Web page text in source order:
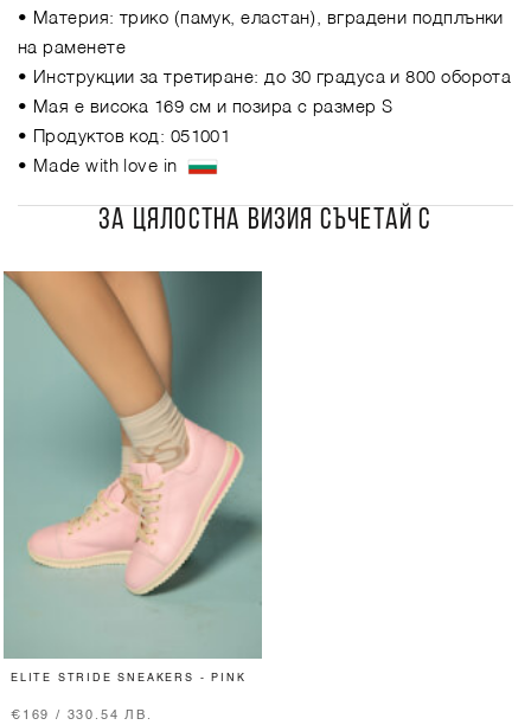
• Материя: трико (памук, еластан), вградени подплънки
на раменете
• Инструкции за третиране: до 30 градуса и 800 оборота
• Мая е висока 169 см и позира с размер S
• Продуктов код: 051001
• Made with love in
ЗА ЦЯЛОСТНА ВИЗИЯ СЪЧЕТАЙ С
ELITE STRIDE SNEAKERS - PINK
€169 / 330.54 ЛВ.